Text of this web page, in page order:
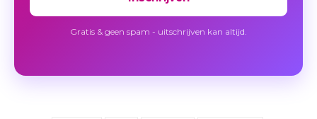
Gratis & geen spam - uitschrijven kan altijd.